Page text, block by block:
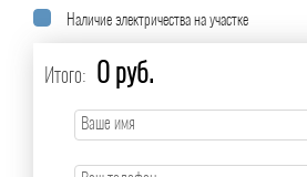
Наличие электричества на участке
Итого: 0 руб.